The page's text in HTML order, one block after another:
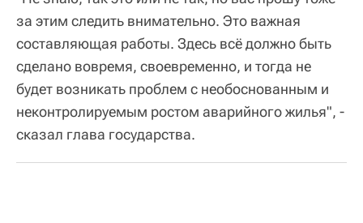
за этим следить внимательно. Это важная
составляющая работы. Здесь всё должно быть
сделано вовремя, своевременно, и тогда не
будет возникать проблем с необоснованным и
неконтролируемым ростом аварийного жилья", -
сказал глава государства.